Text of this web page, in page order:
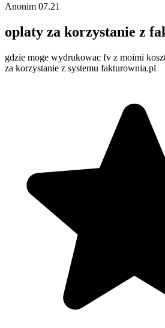
Anonim 07.21
oplaty za korzystanie z
gdzie moge wydrukowac fv z moimi
za korzystanie z systemu fakturownia.pl